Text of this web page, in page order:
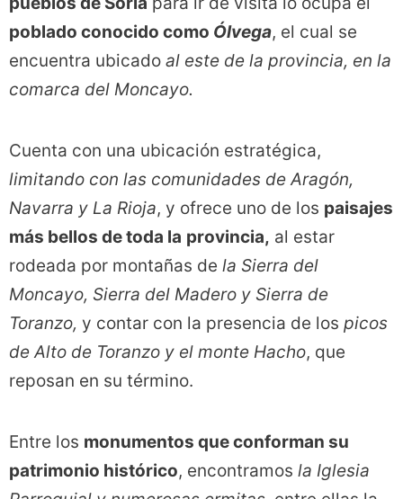
poblado conocido como Ólvega, el cual se
encuentra ubicado al este de la provincia, en la
comarca del Moncayo.
Cuenta con una ubicación estratégica,
limitando con las comunidades de Aragón,
Navarra y La Rioja, y ofrece uno de los paisajes
más bellos de toda la provincia, al estar
rodeada por montañas de la Sierra del
Moncayo, Sierra del Madero y Sierra de
Toranzo, y contar con la presencia de los picos
de Alto de Toranzo y el monte Hacho, que
reposan en su término.
Entre los monumentos que conforman su
patrimonio histórico, encontramos la Iglesia